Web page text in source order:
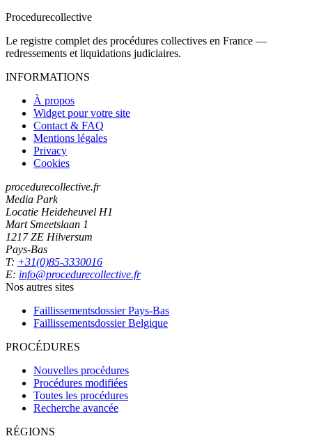
Procedurecollective
Le registre complet des procédures collectives en France —
redressements et liquidations judiciaires.
INFORMATIONS
À propos
Widget pour votre site
Contact & FAQ
Mentions légales
Privacy
Cookies
procedurecollective.fr
Media Park
Locatie Heideheuvel H1
Mart Smeetslaan 1
1217 ZE Hilversum
Pays-Bas
T: +31(0)85-3330016
E: info@procedurecollective.fr
Nos autres sites
Faillissementsdossier Pays-Bas
Faillissementsdossier Belgique
PROCÉDURES
Nouvelles procédures
Procédures modifiées
Toutes les procédures
Recherche avancée
RÉGIONS